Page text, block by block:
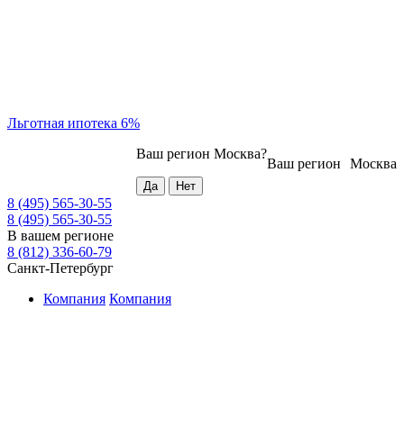
Льготная ипотека 6%
Москва
Ваш регион
Ваш регион Москва?
8 (495) 565-30-55
8 (495) 565-30-55
В вашем регионе
8 (812) 336-60-79
Санкт-Петербург
Компания Компания